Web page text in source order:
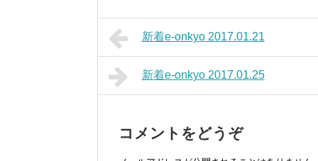
新着e-onkyo 2017.01.21
新着e-onkyo 2017.01.25
コメントをどうぞ